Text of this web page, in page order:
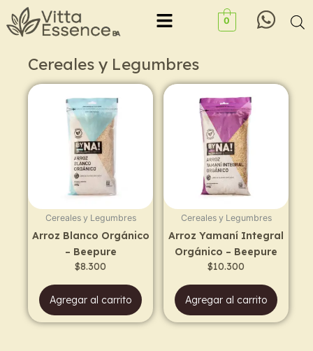
al
contenido
Menu 0
Cereales y Legumbres
Cereales y Legumbres
Arroz Blanco Orgánico
– Beepure
$8.300
Agregar al carrito
Cereales y Legumbres
Arroz Yamaní Integral
Orgánico – Beepure
$10.300
Agregar al carrito